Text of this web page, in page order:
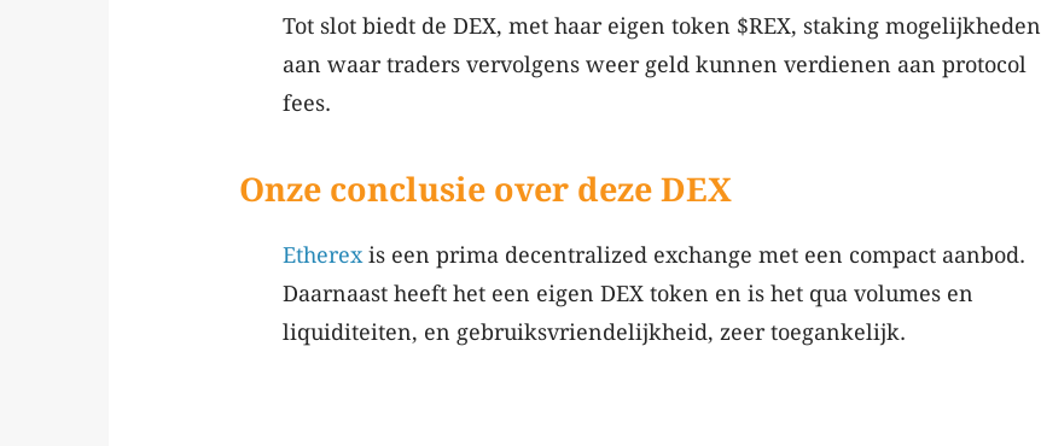
Tot slot biedt de DEX, met haar eigen token $REX, staking mogelijkheden
aan waar traders vervolgens weer geld kunnen verdienen aan protocol
fees.
Onze conclusie over deze DEX
Etherexis een prima decentralized exchange met een compact aanbod.
Daarnaast heeft het een eigen DEX token en is het qua volumes en
liquiditeiten, en gebruiksvriendelijkheid, zeer toegankelijk.